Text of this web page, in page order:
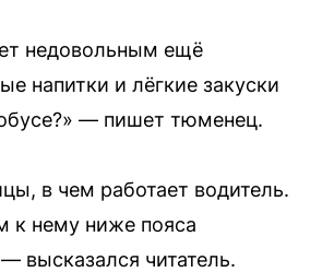
недовольным ещё
напитки и лёгкие закуски
— пишет тюменец.
в чем работает водитель.
к нему ниже пояса
высказался читатель.